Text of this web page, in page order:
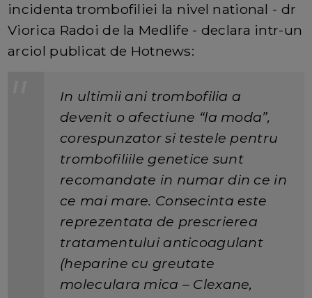
incidenta trombofiliei la nivel national - dr
Viorica Radoi de la Medlife - declara intr-un
arciol publicat de Hotnews:
In ultimii ani trombofilia a
devenit o afectiune “la moda”,
corespunzator si testele pentru
trombofiliile genetice sunt
recomandate in numar din ce in
ce mai mare. Consecinta este
reprezentata de prescrierea
tratamentului anticoagulant
(heparine cu greutate
moleculara mica – Clexane,